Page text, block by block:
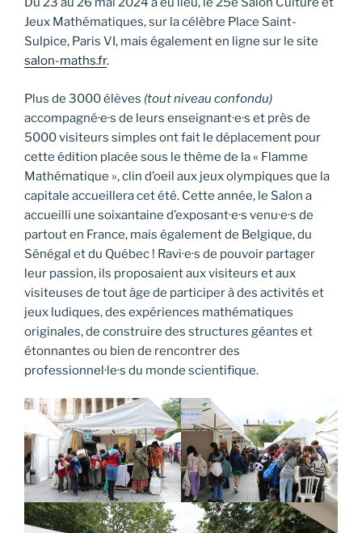
Jeux Mathématiques, sur la célèbre Place Saint-
Sulpice, Paris VI, mais également en ligne sur le site
salon-maths.fr.
Plus de 3000 élèves (tout niveau confondu)
accompagné·e·s de leurs enseignant·e·s et près de
5000 visiteurs simples ont fait le déplacement pour
cette édition placée sous le thème de la « Flamme
Mathématique », clin d’oeil aux jeux olympiques que la
capitale accueillera cet été. Cette année, le Salon a
accueilli une soixantaine d’exposant·e·s venu·e·s de
partout en France, mais également de Belgique, du
Sénégal et du Québec ! Ravi·e·s de pouvoir partager
leur passion, ils proposaient aux visiteurs et aux
visiteuses de tout âge de participer à des activités et
jeux ludiques, des expériences mathématiques
originales, de construire des structures géantes et
étonnantes ou bien de rencontrer des
professionnel·le·s du monde scientifique.